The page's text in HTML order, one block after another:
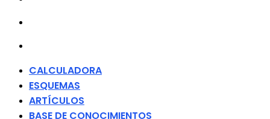
CALCULADORA
ESQUEMAS
ARTÍCULOS
BASE DE CONOCIMIENTOS